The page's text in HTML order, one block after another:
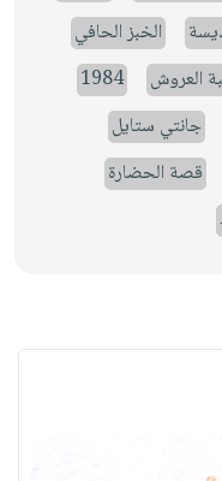
الخبز الحافي
العروش
1984
جانتي ستايل
قصة الحضارة